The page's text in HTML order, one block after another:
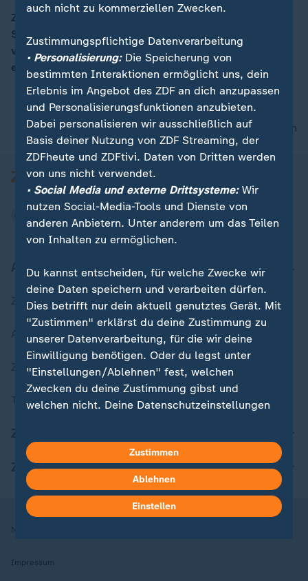
00:15
Zwischen Tierschutz und Existenzangst: Um die
Sterblichkeit von Delfinen auf Nahrungssuche zu
verringern, dürfen Boote über 8 m Länge im Winter
einen Monat lang nicht fischen.
nach oben
Aktuell bei ZDFheute
Zuletzt veröffentlicht
Aktuelle Sendungs-Videos
ZDFheute Stories
Themen im Überblick
ZDFheute Apps
Nutzungsbedingungen
Impressum
auch nicht zu kommerziellen Zwecken.
Zustimmungspflichtige Datenverarbeitung
• Personalisierung:Die Speicherung von
bestimmten Interaktionen ermöglicht uns, dein
Erlebnis im Angebot des ZDF an dich anzupassen
und Personalisierungsfunktionen anzubieten.
Dabei personalisieren wir ausschließlich auf
Basis deiner Nutzung von ZDF Streaming, der
ZDFheute und ZDFtivi. Daten von Dritten werden
von uns nicht verwendet.
• Social Media und externe Drittsysteme:Wir
nutzen Social-Media-Tools und Dienste von
anderen Anbietern. Unter anderem um das Teilen
von Inhalten zu ermöglichen.
Du kannst entscheiden, für welche Zwecke wir
deine Daten speichern und verarbeiten dürfen.
Dies betrifft nur dein aktuell genutztes Gerät. Mit
"Zustimmen" erklärst du deine Zustimmung zu
unserer Datenverarbeitung, für die wir deine
Einwilligung benötigen. Oder du legst unter
"Einstellungen/Ablehnen" fest, welchen
Zwecken du deine Zustimmung gibst und
welchen nicht. Deine Datenschutzeinstellungen
Hier findest du das Impressum.
Weitere Informationen findest du in unserer
Datenschutzerklärung.
Zustimmen
Ablehnen
Einstellen